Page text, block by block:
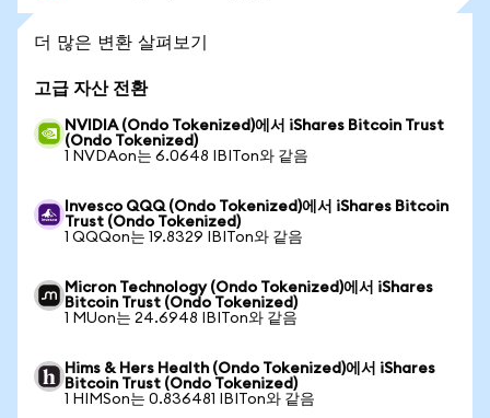
더 많은 변환 살펴보기
고급 자산 전환
NVIDIA (Ondo Tokenized)에서 iShares Bitcoin Trust
(Ondo Tokenized)
1 NVDAon는 6.0648 IBITon와 같음
Invesco QQQ (Ondo Tokenized)에서 iShares Bitcoin
Trust (Ondo Tokenized)
1 QQQon는 19.8329 IBITon와 같음
Micron Technology (Ondo Tokenized)에서 iShares
Bitcoin Trust (Ondo Tokenized)
1 MUon는 24.6948 IBITon와 같음
Hims & Hers Health (Ondo Tokenized)에서 iShares
Bitcoin Trust (Ondo Tokenized)
1 HIMSon는 0.836481 IBITon와 같음